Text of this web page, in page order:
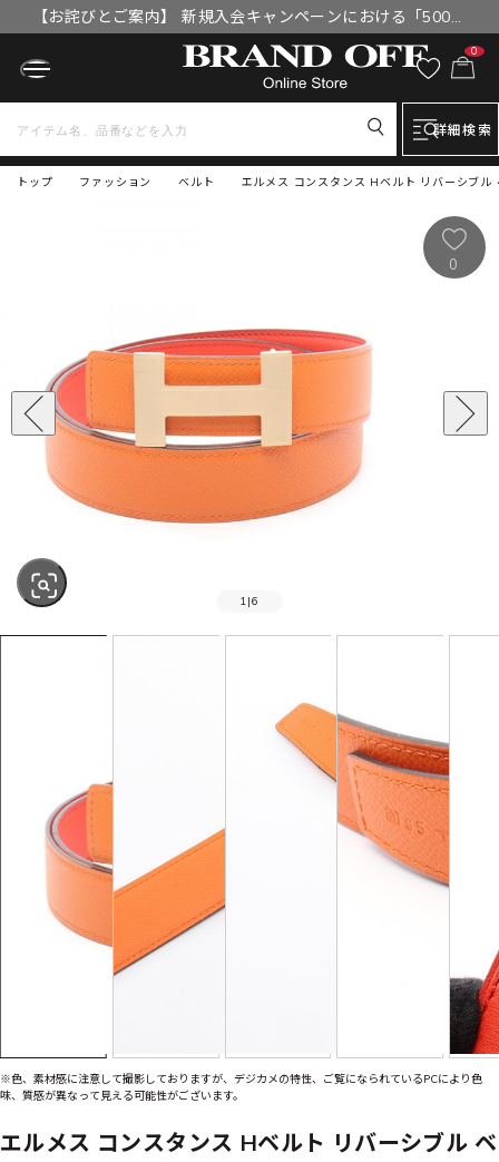
【お詫びとご案内】 新規入会キャンペーンにおける「500円
OFFクーポン」付与漏れと補填について
0
詳細検索
トップ エルメス コンスタンス Hベルト リバーシブル
ファッション ベルト
SOLD OUT
1 |6
0
※色、素材感に注意して撮影しておりますが、デジカメの特性、ご覧になられているPCにより色
味、質感が異なって見える可能性がございます。
エルメス コンスタンス Hベルト リバーシブル ベ